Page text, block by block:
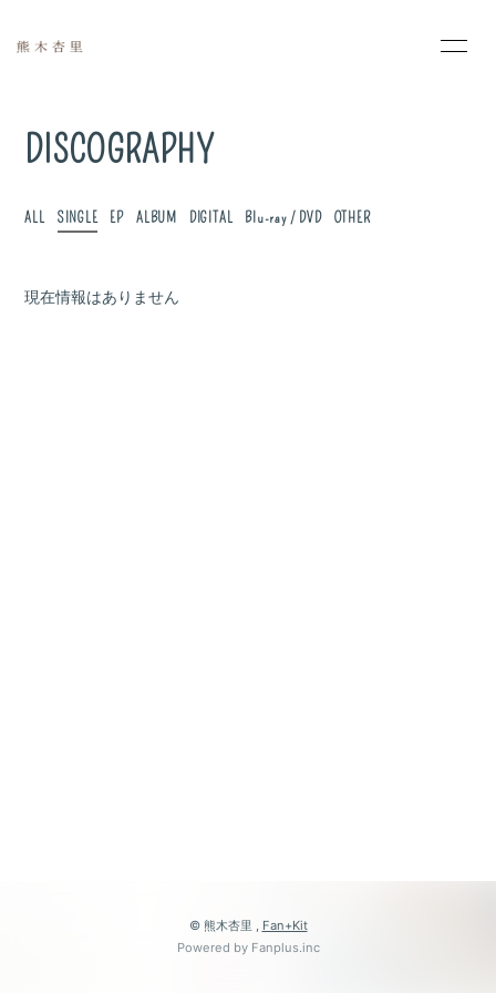
PROFILE
PHOTO
SCHEDULE
DISCOGRAPHY
DISCOGRAPHY
ALL SINGLE EP ALBUM DIGITAL Blu-ray / DVD OTHER
現在情報はありません
© 熊木杏里 , Fan+Kit
Powered by Fanplus.inc